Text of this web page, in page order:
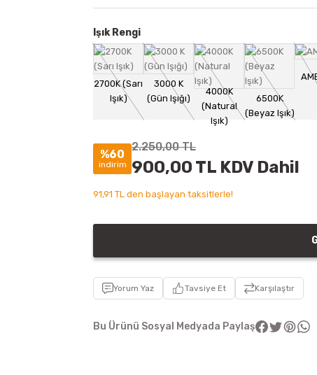
Işık Rengi
%60
indirim
2.250,00 TL
900,00 TL KDV Dahil
91,91 TL den başlayan taksitlerle!
Yorum Yaz Tavsiye Et Karşılaştır
Bu Ürünü Sosyal Medyada Paylaş